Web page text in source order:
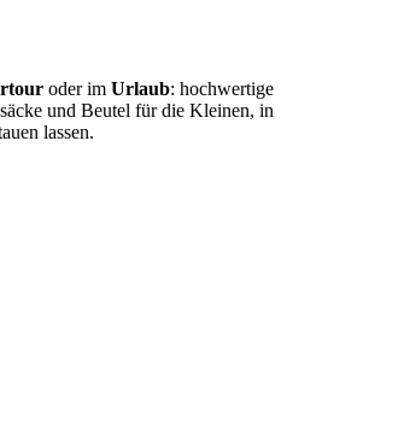
oder im Urlaub: hochwertige
und Beutel für die Kleinen, in
lassen.